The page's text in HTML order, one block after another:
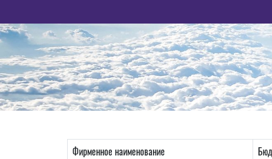
Фирменное наименование